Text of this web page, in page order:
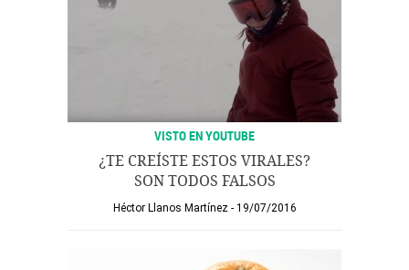
VISTO EN YOUTUBE
¿TE CREÍSTE ESTOS VIRALES?
SON TODOS FALSOS
Héctor Llanos Martínez 19/07/2016